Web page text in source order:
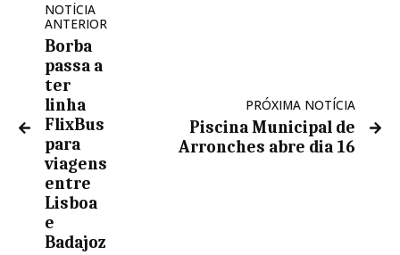
NOTÍCIA
ANTERIOR
Borba
passa a
ter
linha
FlixBus
para
viagens
entre
Lisboa
e
Badajoz
PRÓXIMA NOTÍCIA
Piscina Municipal de
Arronches abre dia 16